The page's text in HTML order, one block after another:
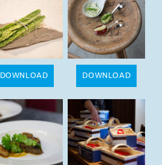
DOWNLOAD DOWNLOAD